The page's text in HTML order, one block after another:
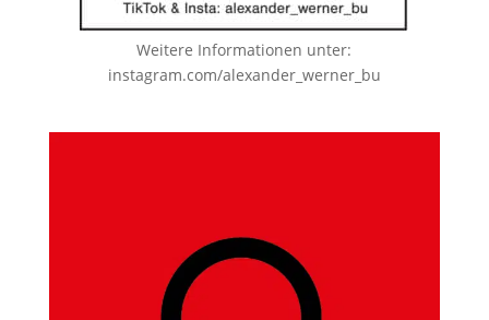
Weitere Informationen unter:
instagram.com/alexander_werner_bu